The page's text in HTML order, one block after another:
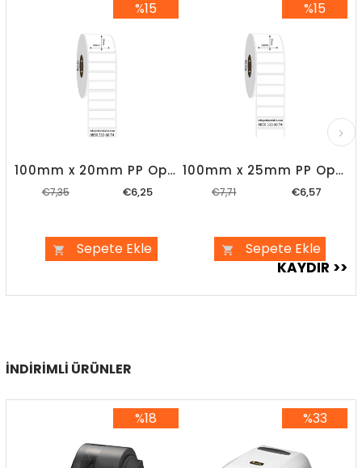
100mm x 20mm PP Opak Etiket
€6,25
€7,35
Sepete Ekle
%15
100mm x 25mm PP Opak Etiket
€6,57
€7,71
Sepete Ekle
%15
İNDIRIMLI ÜRÜNLER
%18
%33